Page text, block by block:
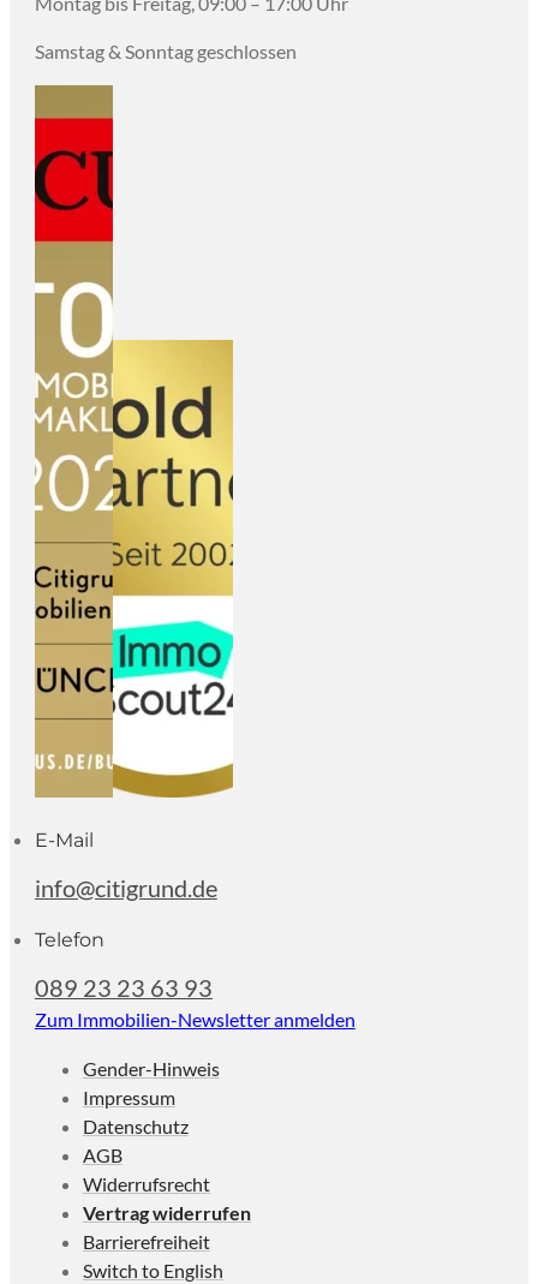
Samstag & Sonntag geschlossen
E-Mail
info@citigrund.de
Telefon
089 23 23 63 93
Zum Immobilien-Newsletter anmelden
Gender-Hinweis
Impressum
Datenschutz
AGB
Widerrufsrecht
Vertrag widerrufen
Barrierefreiheit
Switch to English